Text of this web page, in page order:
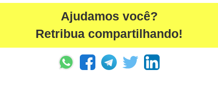
Ajudamos você?
Retribua compartilhando!